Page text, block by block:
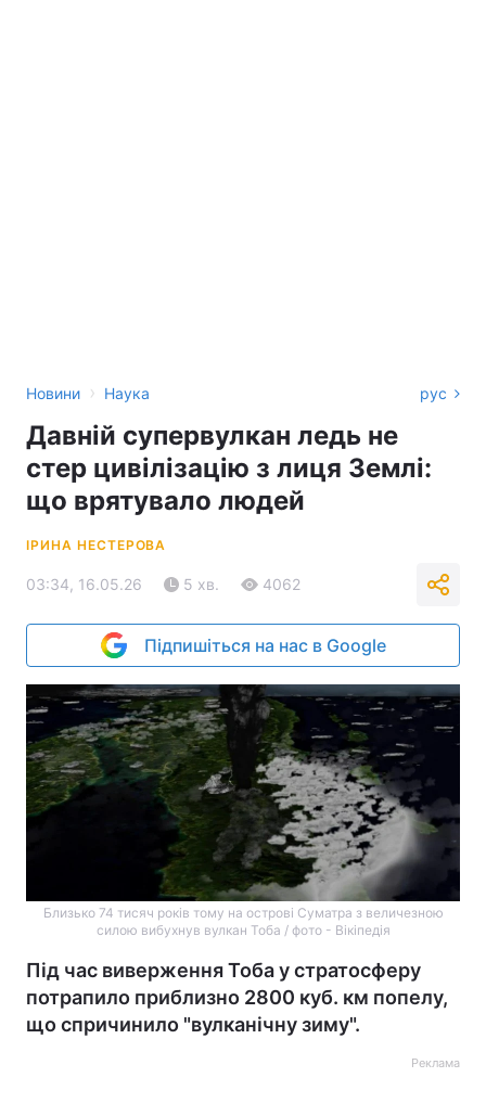
Новини › Наука рус
Давній супервулкан ледь не
стер цивілізацію з лиця Землі:
що врятувало людей
ІРИНА НЕСТЕРОВА
03:34, 16.05.26 5 хв. 4062
Підпишіться на нас в Google
Близько 74 тисяч років тому на острові Суматра з величезною
силою вибухнув вулкан Тоба / фото - Вікіпедія
Під час виверження Тоба у стратосферу
потрапило приблизно 2800 куб. км попелу,
що спричинило "вулканічну зиму".
Реклама